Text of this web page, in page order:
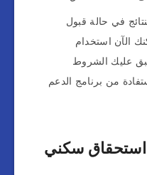
في حالة قبول
الآن استخدام
عليك الشروط
من برنامج الدعم
استحقاق سكني